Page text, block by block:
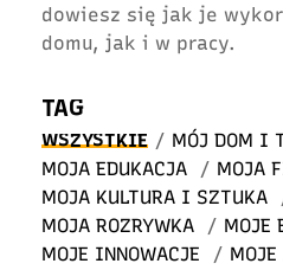
dowiesz się jak je
domu, jak i w pracy.
TAG
WSZYSTKIE / MÓJ DOM I
MOJA EDUKACJA
/ MOJA
MOJA KULTURA I SZTUKA
MOJA ROZRYWKA
/ MOJE
MOJE INNOWACJE
/